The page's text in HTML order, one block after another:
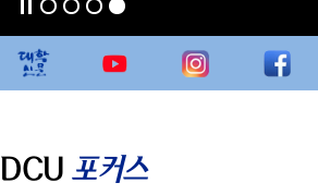
DCU 포커스